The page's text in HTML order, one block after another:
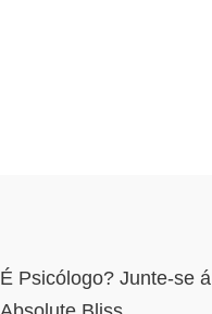
É Psicólogo? Junte-se á